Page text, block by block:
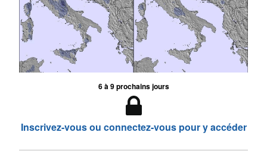
6 à 9 prochains jours
Inscrivez-vous ou connectez-vous pour y accéder